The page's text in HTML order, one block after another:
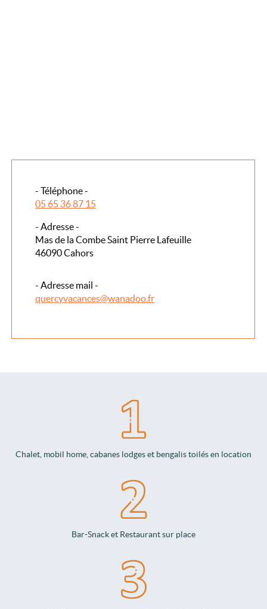
Chalet, mobil home, cabanes lodges et bengalis toilés en location
Bar-Snack et Restaurant sur place
- Téléphone -
05 65 36 87 15
- Adresse -
Mas de la Combe Saint Pierre Lafeuille
46090 Cahors
- Adresse mail -
quercyvacances@wanadoo.fr